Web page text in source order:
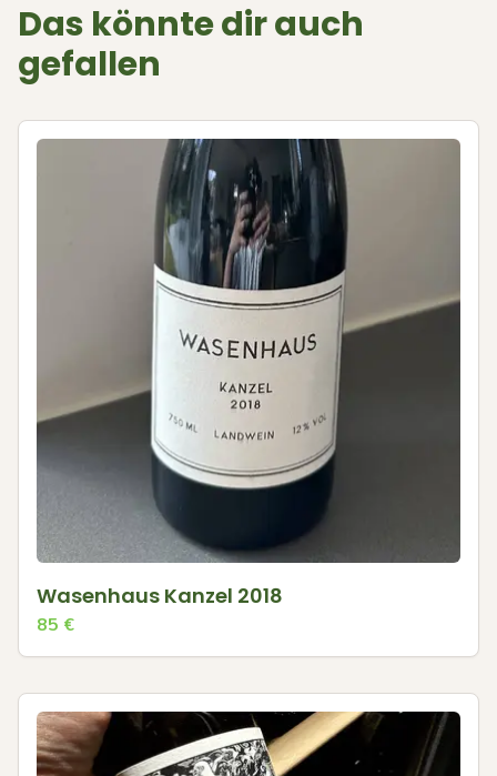
Das könnte dir auch
gefallen
Wasenhaus Kanzel 2018
85 €